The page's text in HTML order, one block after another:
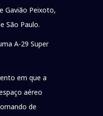
Gavião Peixoto,
São Paulo.
A-29 Super
em que a
aéreo
de